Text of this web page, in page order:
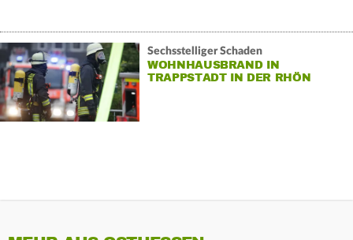
Sechsstelliger Schaden
WOHNHAUSBRAND IN
TRAPPSTADT IN DER RHÖN